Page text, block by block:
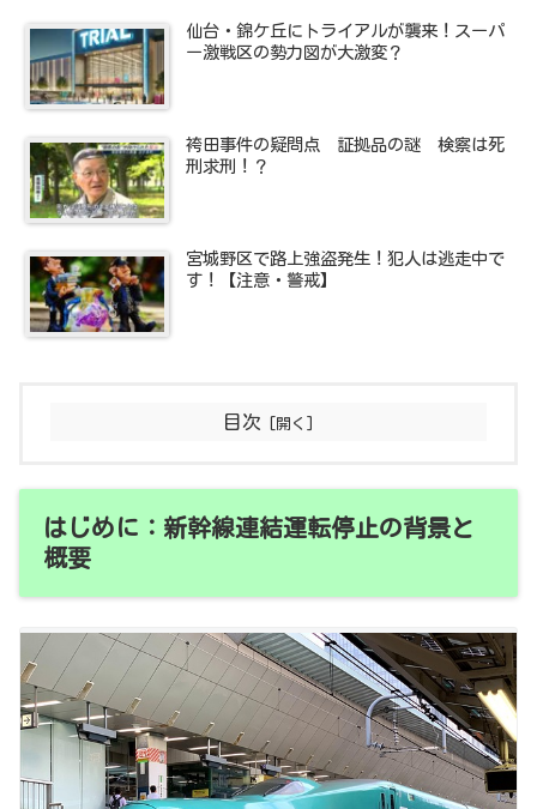
仙台・錦ケ丘にトライアルが襲来！スーパ
ー激戦区の勢力図が大激変？
袴田事件の疑問点 証拠品の謎 検察は死
刑求刑！？
宮城野区で路上強盗発生！犯人は逃走中で
す！【注意・警戒】
目次
はじめに：新幹線連結運転停止の背景と
概要